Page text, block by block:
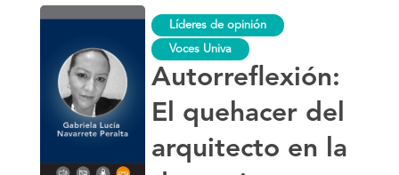
Autorreflexión:
El
quehacer
del
arquitecto
en
la
docencia
Líderes de opinión
Voces Univa
Autorreflexión:
El quehacer del
arquitecto en la